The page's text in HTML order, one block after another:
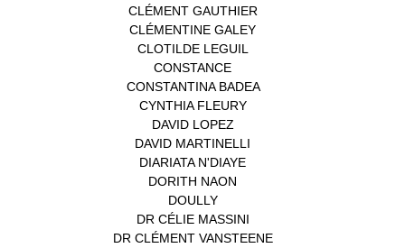
CLÉMENT GAUTHIER
CLÉMENTINE GALEY
CLOTILDE LEGUIL
CONSTANCE
CONSTANTINA BADEA(1)
CYNTHIA FLEURY(2)
DAVID LOPEZ
DAVID MARTINELLI
DIARIATA N'DIAYE
DORITH NAON
DOULLY(1)
DR CÉLIE MASSINI
DR CLÉMENT VANSTEENE(1)